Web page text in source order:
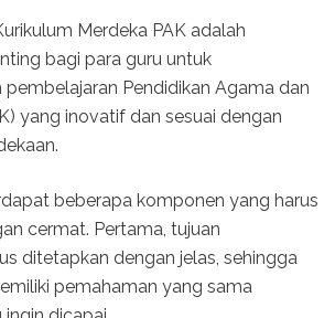
Merdeka PAK adalah
bagi para guru untuk
Pendidikan Agama dan
yang inovatif dan sesuai dengan
beberapa komponen yang harus
cermat. Pertama, tujuan
ditetapkan dengan jelas, sehingga
pemahaman yang sama